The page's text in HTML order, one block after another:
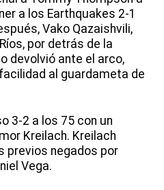
a los Earthquakes 2-1
Vako Qazaishvili,
por detrás de la
devolvió ante el arco,
al guardameta de
3-2 a los 75 con un
Kreilach. Kreilach
previos negados por
Vega.